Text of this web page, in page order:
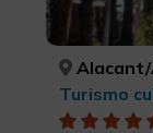
Alacant/
Turismo